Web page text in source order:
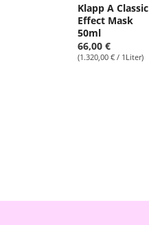
Klapp A Classic
Effect Mask
50ml
66,00 €
(1.320,00 € / 1Liter)